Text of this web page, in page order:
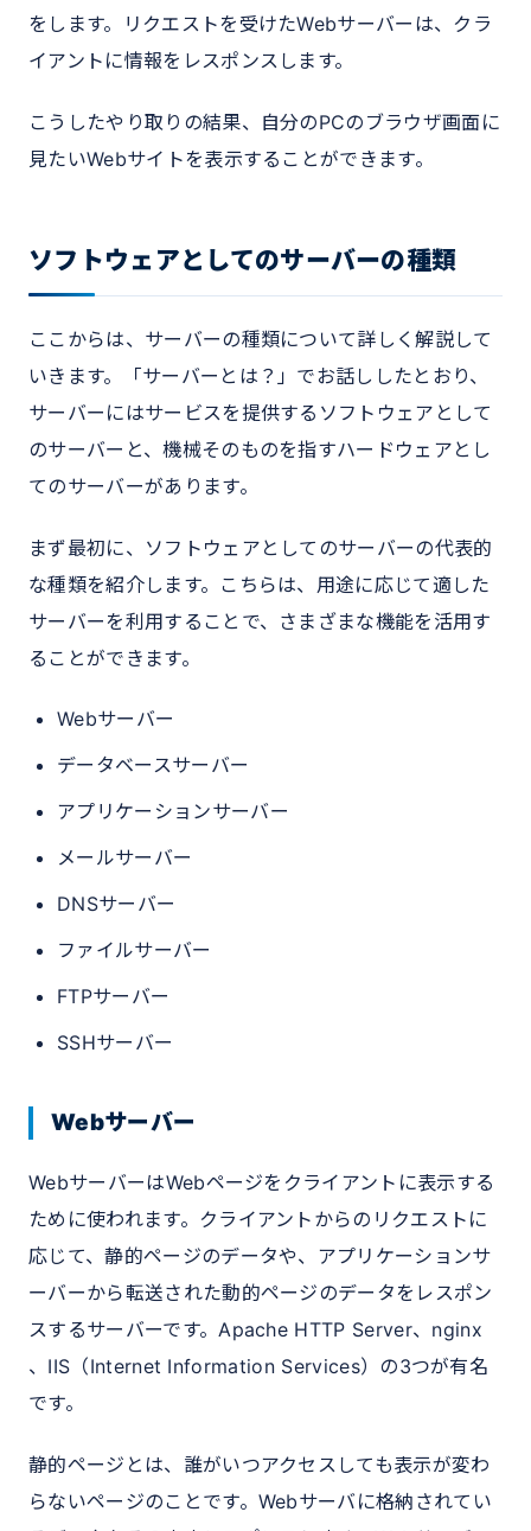
をします。リクエストを受けたWebサーバーは、クラ
イアントに情報をレスポンスします。
こうしたやり取りの結果、自分のPCのブラウザ画面に
見たいWebサイトを表示することができます。
ソフトウェアとしてのサーバーの種類
ここからは、サーバーの種類について詳しく解説して
いきます。「サーバーとは？」でお話ししたとおり、
サーバーにはサービスを提供するソフトウェアとして
のサーバーと、機械そのものを指すハードウェアとし
てのサーバーがあります。
まず最初に、ソフトウェアとしてのサーバーの代表的
な種類を紹介します。こちらは、用途に応じて適した
サーバーを利用することで、さまざまな機能を活用す
ることができます。
Webサーバー
データベースサーバー
アプリケーションサーバー
メールサーバー
DNSサーバー
ファイルサーバー
FTPサーバー
SSHサーバー
Webサーバー
WebサーバーはWebページをクライアントに表示する
ために使われます。クライアントからのリクエストに
応じて、静的ページのデータや、アプリケーションサ
ーバーから転送された動的ページのデータをレスポン
スするサーバーです。Apache HTTP Server、nginx
、IIS（Internet Information Services）の3つが有名
です。
静的ページとは、誰がいつアクセスしても表示が変わ
らないページのことです。Webサーバに格納されてい